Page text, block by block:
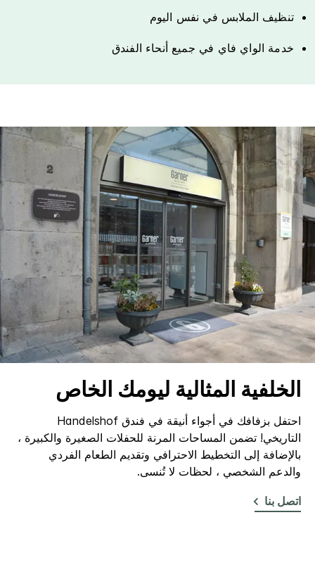
تنظيف الملابس في نفس اليوم
خدمة الواي فاي في جميع أنحاء الفندق
الخلفية المثالية ليومك الخاص
احتفل بزفافك في أجواء أنيقة في فندق Handelshof
التاريخي! تضمن المساحات المرنة للحفلات الصغيرة والكبيرة ،
بالإضافة إلى التخطيط الاحترافي وتقديم الطعام الفردي
والدعم الشخصي ، لحظات لا تُنسى.
اتصل بنا